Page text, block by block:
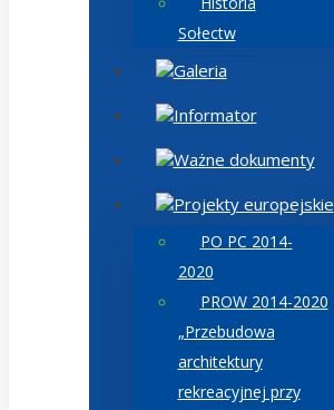
Sołectw
Galeria
Informator
Ważne dokumenty
Projekty europejskie
PO PC 2014-
2020
PROW 2014-2020
„Przebudowa
architektury
rekreacyjnej przy